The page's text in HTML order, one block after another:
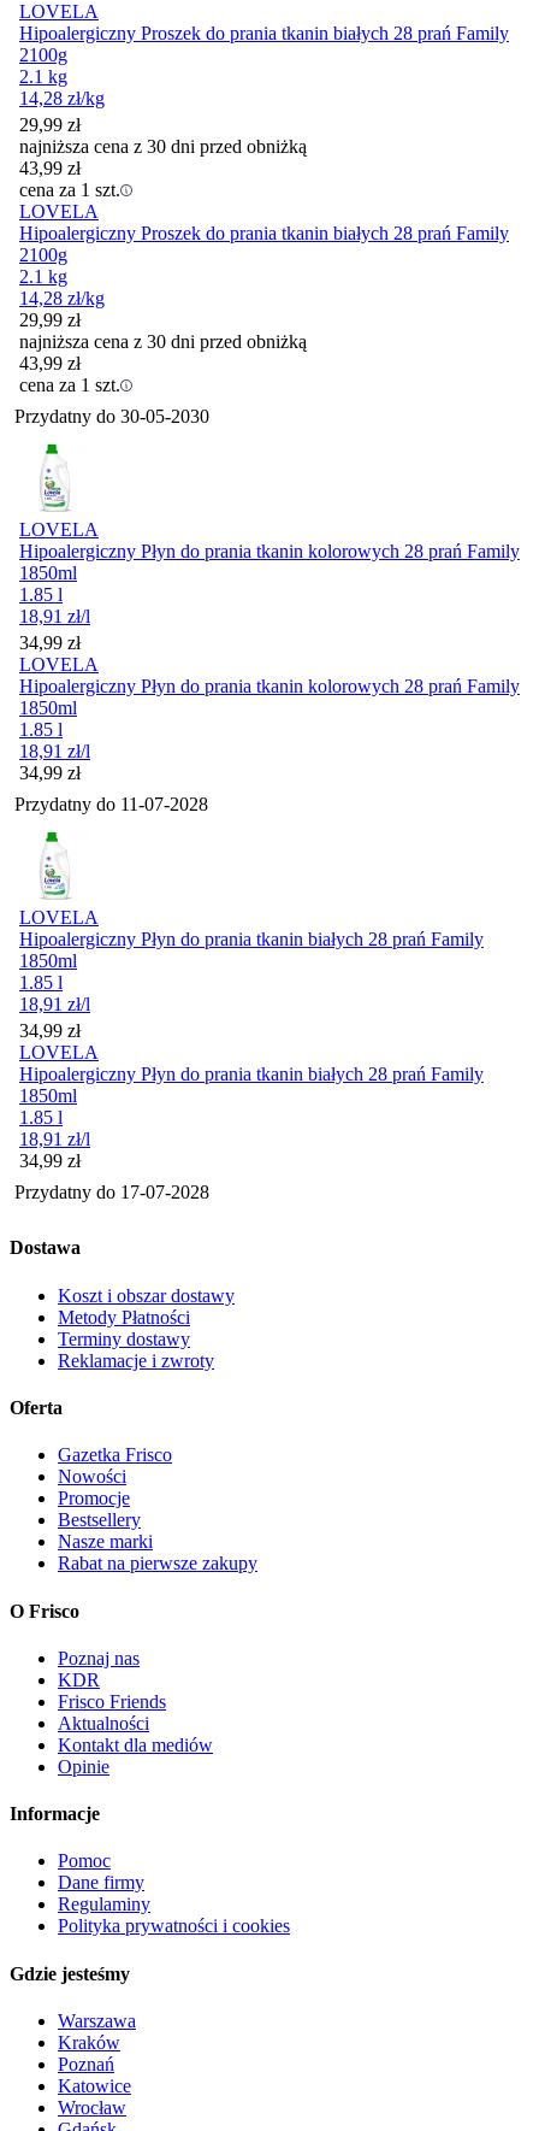
LOVELA
Hipoalergiczny Proszek do prania tkanin białych 28 prań Family
2100g
2.1 kg
14,28 zł/kg
29,99 zł
najniższa cena z 30 dni przed obniżką
43,99 zł
cena za 1 szt.
LOVELA
Hipoalergiczny Proszek do prania tkanin białych 28 prań Family
2100g
2.1 kg
14,28 zł/kg
29,99 zł
najniższa cena z 30 dni przed obniżką
43,99 zł
cena za 1 szt.
Przydatny do 30-05-2030
LOVELA
Hipoalergiczny Płyn do prania tkanin kolorowych 28 prań Family
1850ml
1.85 l
18,91 zł/l
Cena
34,99 zł
LOVELA
Hipoalergiczny Płyn do prania tkanin kolorowych 28 prań Family
1850ml
1.85 l
18,91 zł/l
Cena
34,99 zł
Przydatny do 11-07-2028
LOVELA
Hipoalergiczny Płyn do prania tkanin białych 28 prań Family
1850ml
1.85 l
18,91 zł/l
Cena
34,99 zł
LOVELA
Hipoalergiczny Płyn do prania tkanin białych 28 prań Family
1850ml
1.85 l
18,91 zł/l
Cena
34,99 zł
Przydatny do 17-07-2028
Dostawa
Koszt i obszar dostawy
Metody Płatności
Terminy dostawy
Reklamacje i zwroty
Oferta
Gazetka Frisco
Nowości
Promocje
Bestsellery
Nasze marki
Rabat na pierwsze zakupy
O Frisco
Poznaj nas
KDR
Frisco Friends
Aktualności
Kontakt dla mediów
Opinie
Informacje
Pomoc
Dane firmy
Regulaminy
Polityka prywatności i cookies
Gdzie jesteśmy
Warszawa
Kraków
Poznań
Katowice
Wrocław